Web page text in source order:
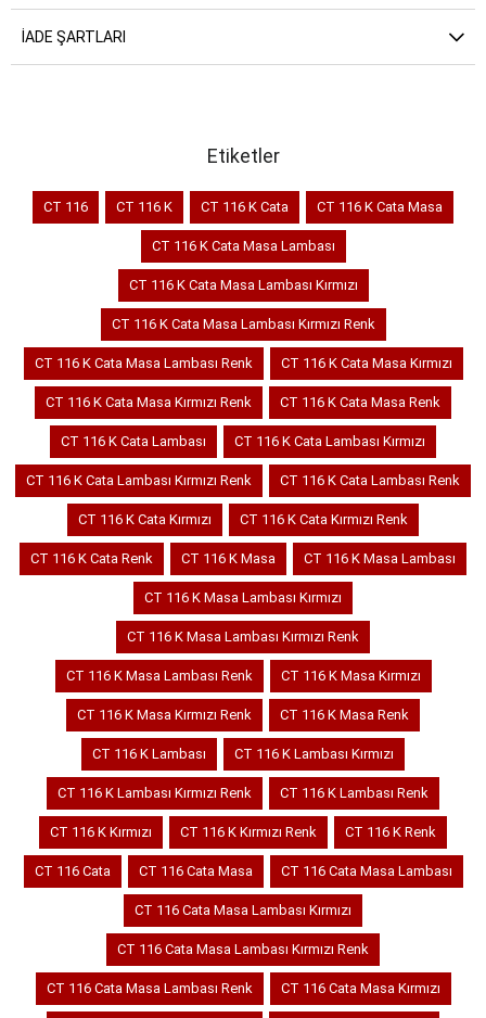
İADE ŞARTLARI
Etiketler
CT 116 CT 116 K CT 116 K Cata CT 116 K Cata Masa
CT 116 K Cata Masa Lambası
CT 116 K Cata Masa Lambası Kırmızı
CT 116 K Cata Masa Lambası Kırmızı Renk
CT 116 K Cata Masa Lambası Renk CT 116 K Cata Masa Kırmızı
CT 116 K Cata Masa Kırmızı Renk CT 116 K Cata Masa Renk
CT 116 K Cata Lambası CT 116 K Cata Lambası Kırmızı
CT 116 K Cata Lambası Kırmızı Renk CT 116 K Cata Lambası Renk
CT 116 K Cata Kırmızı CT 116 K Cata Kırmızı Renk
CT 116 K Cata Renk CT 116 K Masa CT 116 K Masa Lambası
CT 116 K Masa Lambası Kırmızı
CT 116 K Masa Lambası Kırmızı Renk
CT 116 K Masa Lambası Renk CT 116 K Masa Kırmızı
CT 116 K Masa Kırmızı Renk CT 116 K Masa Renk
CT 116 K Lambası CT 116 K Lambası Kırmızı
CT 116 K Lambası Kırmızı Renk CT 116 K Lambası Renk
CT 116 K Kırmızı CT 116 K Kırmızı Renk CT 116 K Renk
CT 116 Cata CT 116 Cata Masa CT 116 Cata Masa Lambası
CT 116 Cata Masa Lambası Kırmızı
CT 116 Cata Masa Lambası Kırmızı Renk
CT 116 Cata Masa Lambası Renk CT 116 Cata Masa Kırmızı